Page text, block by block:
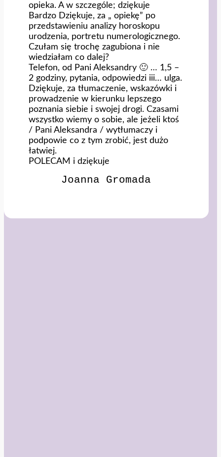
opieka. A w szczególe; dziękuje
Bardzo Dziękuje, za „ opiekę” po
przedstawieniu analizy horoskopu
urodzenia, portretu numerologicznego.
Czułam się trochę zagubiona i nie
wiedziałam co dalej?
Telefon, od Pani Aleksandry 🙂 … 1,5 –
2 godziny, pytania, odpowiedzi iii… ulga.
Dziękuje, za tłumaczenie, wskazówki i
prowadzenie w kierunku lepszego
poznania siebie i swojej drogi. Czasami
wszystko wiemy o sobie, ale jeżeli ktoś
/ Pani Aleksandra / wytłumaczy i
podpowie co z tym zrobić, jest dużo
łatwiej.
POLECAM i dziękuje
Joanna Gromada